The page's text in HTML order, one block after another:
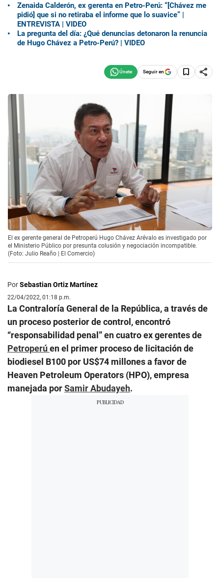
Zenaida Calderón, ex gerenta en Petro-Perú: “[Chávez me
pidió] que si no retiraba el informe que lo suavice” |
ENTREVISTA | VIDEO
La pregunta del día: ¿Qué denuncias detonaron la renuncia
de Hugo Chávez a Petro-Perú? | VIDEO
Seguir en
El ex gerente general de Petroperú Hugo Chávez Arévalo es investigado por
el Ministerio Público por presunta colusión y negociación incompatible.
(Foto: Julio Reaño | El Comercio)
PorSebastian Ortiz Martínez
22/04/2022, 01:18 p.m.
La Contraloría General de la República, a través de
un proceso posterior de control, encontró
“responsabilidad penal” en cuatro ex gerentes de
Petroperúen el primer proceso de licitación de
biodiesel B100 por US$74 millones a favor de
Heaven Petroleum Operators (HPO), empresa
manejada porSamir Abudayeh.